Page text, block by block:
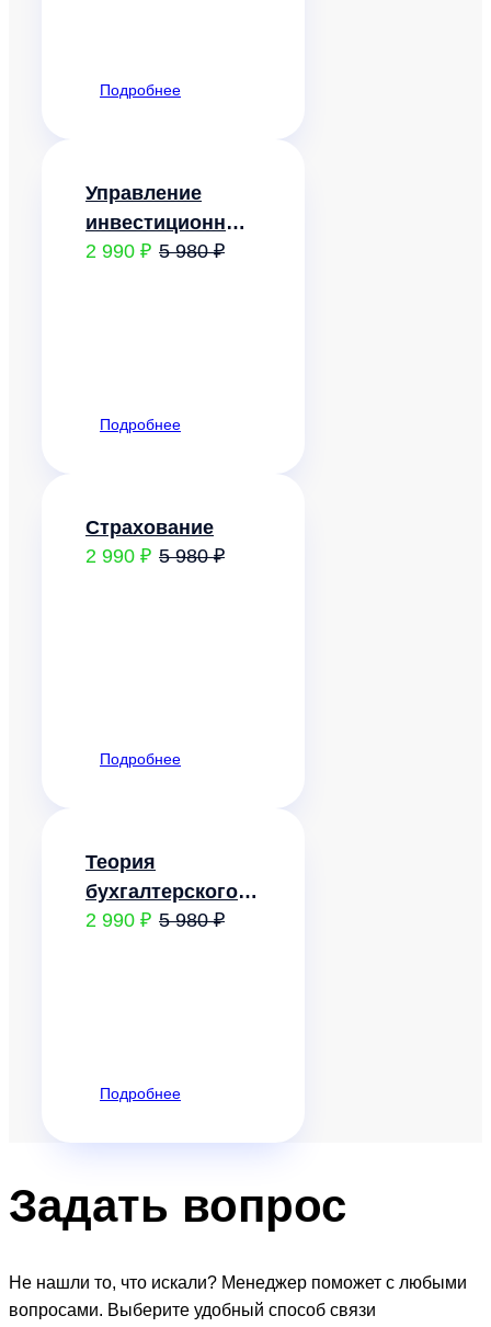
Подробнее
Управление
инвестиционным
проектом
2 990 ₽ 5 980 ₽
Подробнее
Страхование
2 990 ₽ 5 980 ₽
Подробнее
Теория
бухгалтерского
учета
2 990 ₽ 5 980 ₽
Подробнее
Задать вопрос
Не нашли то, что искали? Менеджер поможет с любыми
вопросами. Выберите удобный способ связи